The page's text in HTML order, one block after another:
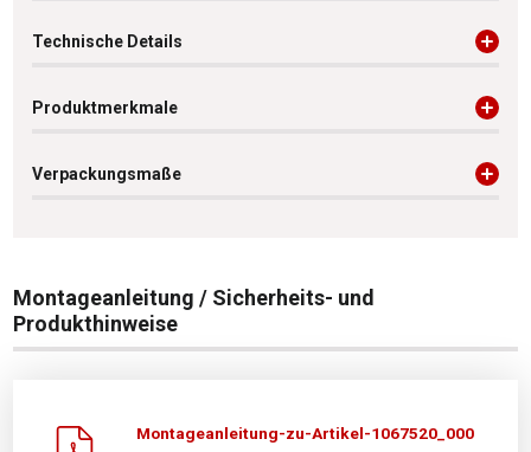
Technische Details
Produktmerkmale
Verpackungsmaße
Montageanleitung / Sicherheits- und
Produkthinweise
Montageanleitung-zu-Artikel-1067520_000